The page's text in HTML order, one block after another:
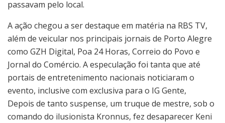
passavam pelo local.
A ação chegou a ser destaque em matéria na RBS TV,
além de veicular nos principais jornais de Porto Alegre
como GZH Digital, Poa 24 Horas, Correio do Povo e
Jornal do Comércio. A especulação foi tanta que até
portais de entretenimento nacionais noticiaram o
evento, inclusive com exclusiva para o IG Gente,
Depois de tanto suspense, um truque de mestre, sob o
comando do ilusionista Kronnus, fez desaparecer Keni